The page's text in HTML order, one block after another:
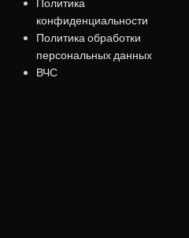
Политика
конфиденциальности
Политика обработки
персональных данных
ВЧС